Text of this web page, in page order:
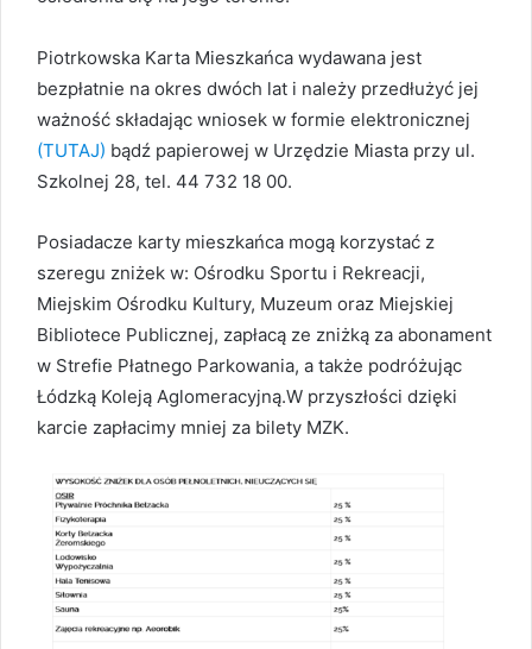
Piotrkowska Karta Mieszkańca wydawana jest
bezpłatnie na okres dwóch lat i należy przedłużyć jej
ważność składając wniosek w formie elektronicznej
(TUTAJ) bądź papierowej w Urzędzie Miasta przy ul.
Szkolnej 28, tel. 44 732 18 00.
Posiadacze karty mieszkańca mogą korzystać z
szeregu zniżek w: Ośrodku Sportu i Rekreacji,
Miejskim Ośrodku Kultury, Muzeum oraz Miejskiej
Bibliotece Publicznej, zapłacą ze zniżką za abonament
w Strefie Płatnego Parkowania, a także podróżując
Łódzką Koleją Aglomeracyjną.W przyszłości dzięki
karcie zapłacimy mniej za bilety MZK.